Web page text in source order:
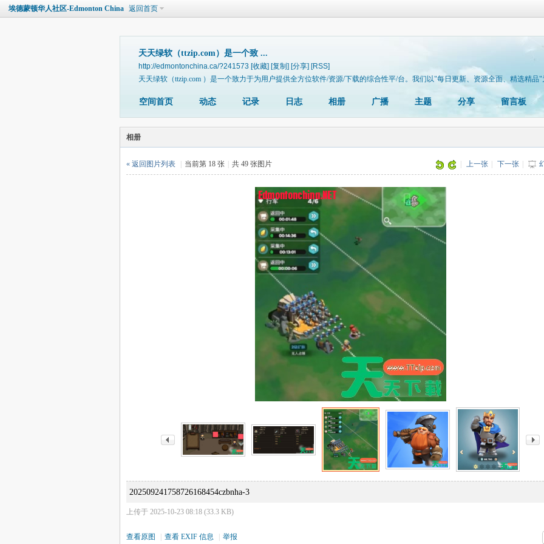
埃德蒙顿华人社区-Edmonton China 返回首页
天天绿软（ttzip.com）是一个致 ...
http://edmontonchina.ca/?241573 [收藏] [复制] [分享] [RSS]
天天绿软（ttzip.com ）是一个致力于为用户提供全方位软件/资源/下载的综合性平/台。我们以"每日更新、资源全面、精选精品
空间首页 动态 记录 日志 相册 广播 主题 分享 留言板
相册
上一张 下一张
« 返回图片列表 当前第 18 张 共 49 张图片
202509241758726168454czbnha-3
上传于 2025-10-23 08:18 (33.3 KB)
查看原图 查看 EXIF 信息 举报